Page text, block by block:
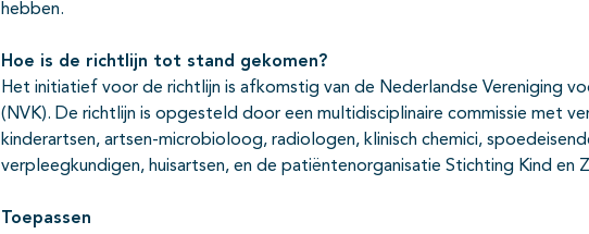
hebben.
Hoe is de richtlijn tot stand gekomen?
Het initiatief voor de richtlijn is afkomstig van de Nederlandse Vereniging
(NVK). De richtlijn is opgesteld door een multidisciplinaire commissie met
kinderartsen, artsen-microbioloog, radiologen, klinisch chemici,
verpleegkundigen, huisartsen, en de patiëntenorganisatie Stichting Kind en
Toepassen